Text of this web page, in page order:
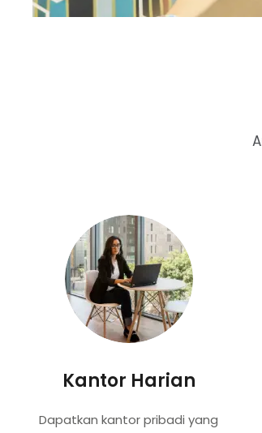
Kantor Harian
Dapatkan kantor pribadi yang